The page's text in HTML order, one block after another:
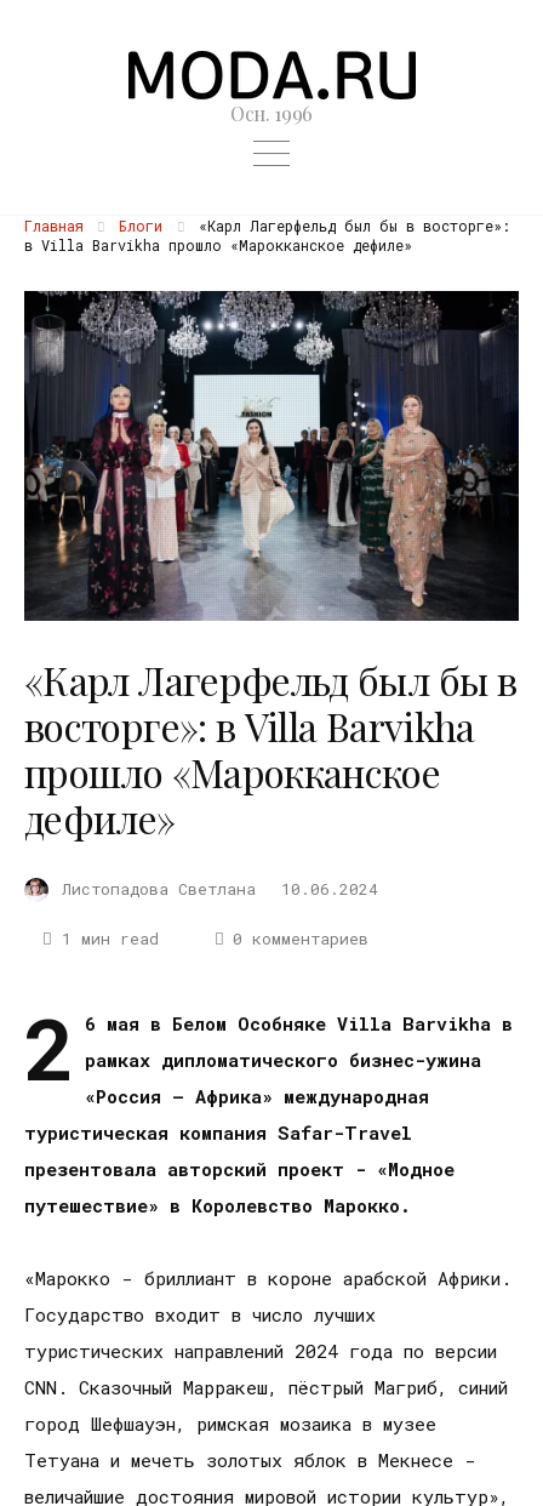
Осн. 1996
Главная Блоги
«Карл Лагерфельд был бы в восторге»:
в Villa Barvikha прошло «Марокканское дефиле»
«Карл Лагерфельд был бы в
восторге»: в Villa Barvikha
прошло «Марокканское
дефиле»
Листопадова Светлана 10.06.2024
1 мин read 0 комментариев
2
6 мая в Белом Особняке Villa Barvikha в
рамках дипломатического бизнес-ужина
«Россия – Африка» международная
туристическая компания Safar-Travel
презентовала авторский проект - «Модное
путешествие» в Королевство Марокко.
«Марокко - бриллиант в короне арабской Африки.
Государство входит в число лучших
туристических направлений 2024 года по версии
CNN. Сказочный Марракеш, пёстрый Магриб, синий
город Шефшауэн, римская мозаика в музее
Тетуана и мечеть золотых яблок в Мекнесе -
величайшие достояния мировой истории культур»,